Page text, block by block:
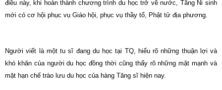
điều này, khi hoàn thành chương trình du học trở về nước, Tăng Ni sinh
mới có cơ hội phục vụ Giáo hội, phục vụ thầy tổ, Phật tử địa phương.
Người viết là một tu sĩ đang du học tại TQ, hiểu rõ những thuận lợi và
khó khăn của người du học đồng thời cũng thấy rõ những mặt mạnh và
mặt hạn chế trào lưu du học của hàng Tăng sĩ hiện nay.